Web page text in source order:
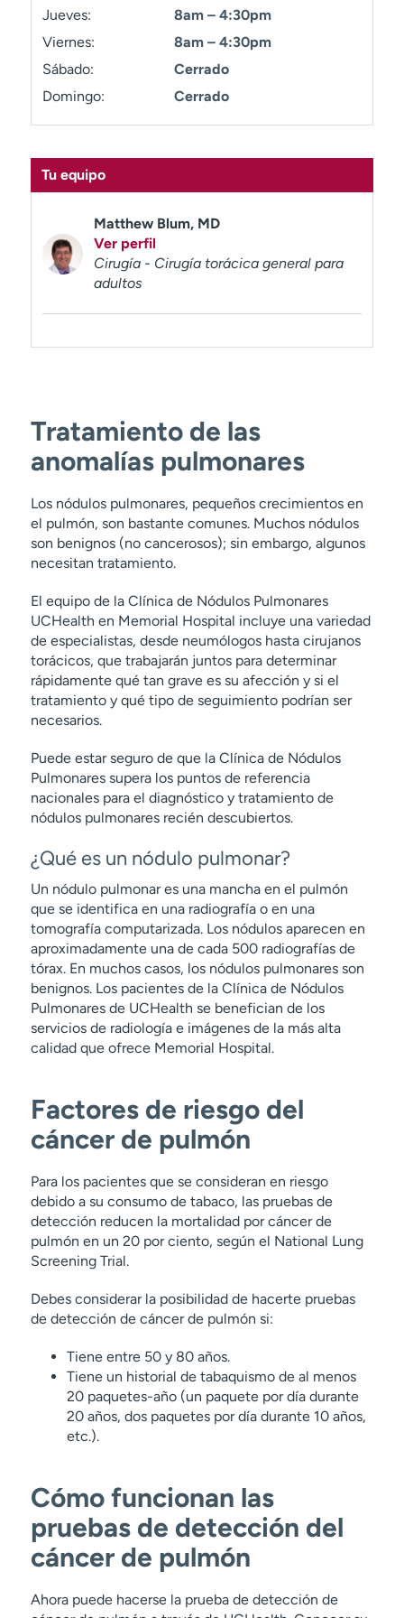
Jueves:
8am – 4:30pm
Viernes:
8am – 4:30pm
Sábado:
Cerrado
Domingo:
Cerrado
Tu equipo
Matthew Blum, MD
Ver perfil
Cirugía - Cirugía torácica general para
adultos
Tratamiento de las
anomalías pulmonares
Los nódulos pulmonares, pequeños crecimientos en
el pulmón, son bastante comunes. Muchos nódulos
son benignos (no cancerosos); sin embargo, algunos
necesitan tratamiento.
El equipo de la Clínica de Nódulos Pulmonares
UCHealth en Memorial Hospital incluye una variedad
de especialistas, desde neumólogos hasta cirujanos
torácicos, que trabajarán juntos para determinar
rápidamente qué tan grave es su afección y si el
tratamiento y qué tipo de seguimiento podrían ser
necesarios.
Puede estar seguro de que la Clínica de Nódulos
Pulmonares supera los puntos de referencia
nacionales para el diagnóstico y tratamiento de
nódulos pulmonares recién descubiertos.
¿Qué es un nódulo pulmonar?
Un nódulo pulmonar es una mancha en el pulmón
que se identifica en una radiografía o en una
tomografía computarizada. Los nódulos aparecen en
aproximadamente una de cada 500 radiografías de
tórax. En muchos casos, los nódulos pulmonares son
benignos. Los pacientes de la Clínica de Nódulos
Pulmonares de UCHealth se benefician de los
servicios de radiología e imágenes de la más alta
calidad que ofrece Memorial Hospital.
Factores de riesgo del
cáncer de pulmón
Para los pacientes que se consideran en riesgo
debido a su consumo de tabaco, las pruebas de
detección reducen la mortalidad por cáncer de
pulmón en un 20 por ciento, según el National Lung
Screening Trial.
Debes considerar la posibilidad de hacerte pruebas
de detección de cáncer de pulmón si:
Tiene entre 50 y 80 años.
Tiene un historial de tabaquismo de al menos
20 paquetes-año (un paquete por día durante
20 años, dos paquetes por día durante 10 años,
etc.).
Cómo funcionan las
pruebas de detección del
cáncer de pulmón
Ahora puede hacerse la prueba de detección de